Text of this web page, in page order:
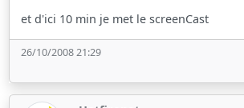
et d'ici 10 min je met le screenCast
26/10/2008 21:29